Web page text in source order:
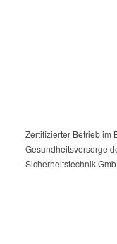
Zertifizierter Betrieb im
Gesundheitsvorsorge
Sicherheitstechnik